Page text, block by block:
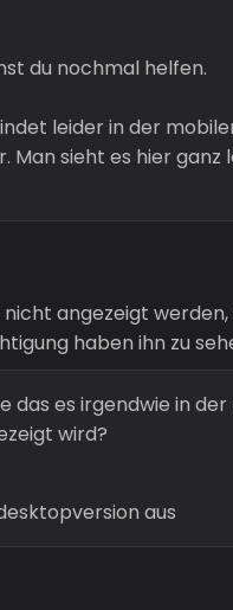
du nochmal helfen.
leider in der
Man sieht es hier ganz
angezeigt werden,
haben ihn zu
das es irgendwie in
wird?
aus